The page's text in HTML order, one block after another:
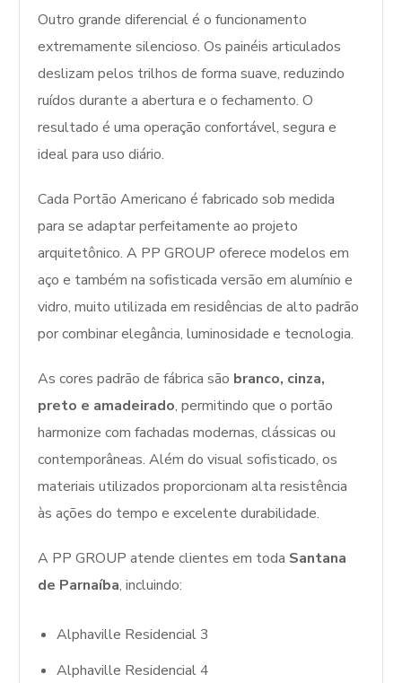
Outro grande diferencial é o funcionamento
extremamente silencioso. Os painéis articulados
deslizam pelos trilhos de forma suave, reduzindo
ruídos durante a abertura e o fechamento. O
resultado é uma operação confortável, segura e
ideal para uso diário.
Cada Portão Americano é fabricado sob medida
para se adaptar perfeitamente ao projeto
arquitetônico. A PP GROUP oferece modelos em
aço e também na sofisticada versão em alumínio e
vidro, muito utilizada em residências de alto padrão
por combinar elegância, luminosidade e tecnologia.
As cores padrão de fábrica são branco, cinza,
preto e amadeirado, permitindo que o portão
harmonize com fachadas modernas, clássicas ou
contemporâneas. Além do visual sofisticado, os
materiais utilizados proporcionam alta resistência
às ações do tempo e excelente durabilidade.
A PP GROUP atende clientes em toda Santana
de Parnaíba, incluindo:
Alphaville Residencial 3
Alphaville Residencial 4